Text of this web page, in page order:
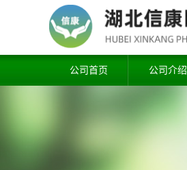
公司首页 公司介绍